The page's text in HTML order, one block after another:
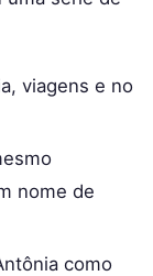
viagens e no
nome de
como